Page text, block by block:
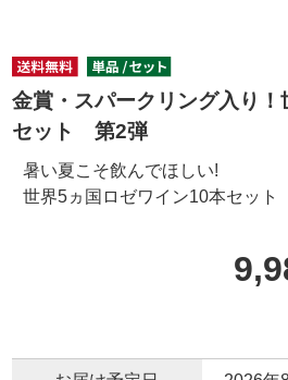
金賞・スパークリング入り
セット 第2弾
暑い夏こそ飲んでほしい!
世界5ヵ国ロゼワイン10本セット